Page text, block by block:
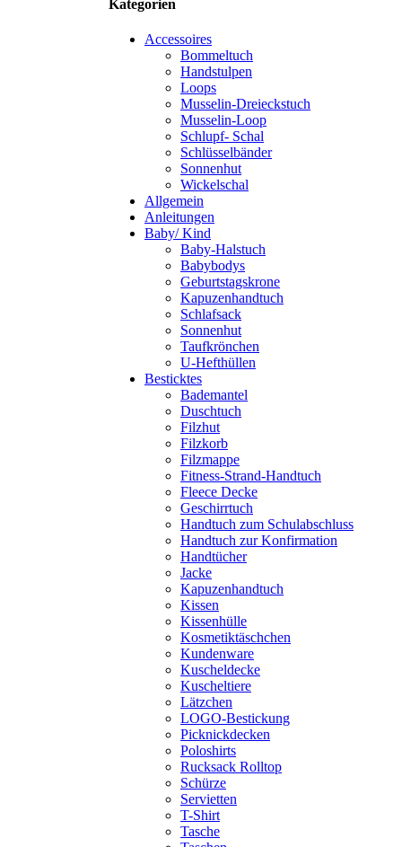
Kategorien
Accessoires
Bommeltuch
Handstulpen
Loops
Musselin-Dreieckstuch
Musselin-Loop
Schlupf- Schal
Schlüsselbänder
Sonnenhut
Wickelschal
Allgemein
Anleitungen
Baby/ Kind
Baby-Halstuch
Babybodys
Geburtstagskrone
Kapuzenhandtuch
Schlafsack
Sonnenhut
Taufkrönchen
U-Hefthüllen
Besticktes
Bademantel
Duschtuch
Filzhut
Filzkorb
Filzmappe
Fitness-Strand-Handtuch
Fleece Decke
Geschirrtuch
Handtuch zum Schulabschluss
Handtuch zur Konfirmation
Handtücher
Jacke
Kapuzenhandtuch
Kissen
Kissenhülle
Kosmetiktäschchen
Kundenware
Kuscheldecke
Kuscheltiere
Lätzchen
LOGO-Bestickung
Picknickdecken
Poloshirts
Rucksack Rolltop
Schürze
Servietten
T-Shirt
Tasche